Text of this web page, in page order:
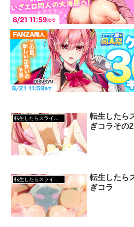
転生したらスライムだった件
転生したら
ぎコラその2
転生したら
ぎコラ